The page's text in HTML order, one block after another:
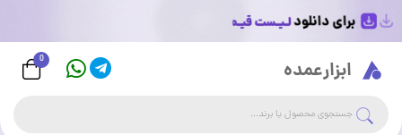
ابزارعمده 0
جستجوی فروشگاه